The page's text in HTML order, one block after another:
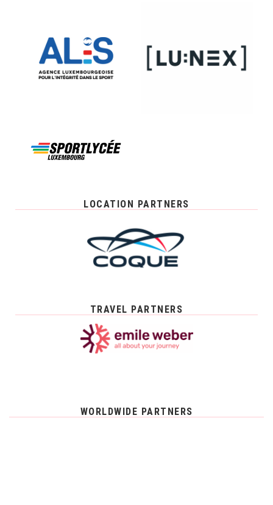
LOCATION PARTNERS
TRAVEL PARTNERS
WORLDWIDE PARTNERS